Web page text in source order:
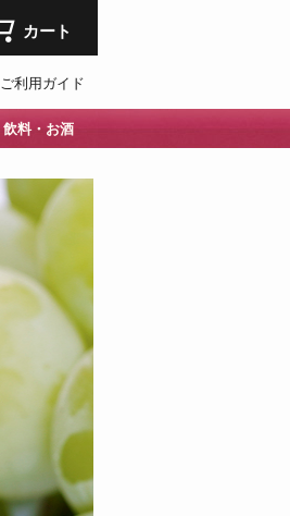
ご利用ガイド
カート
飲料・お酒